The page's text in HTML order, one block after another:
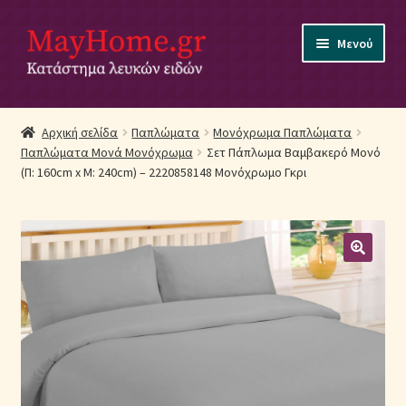
Απευθείας
μετάβαση
στην
Μετάβαση
σε
περιεχόμενο
Μενού
Αρχική
Ακύρωση Παραγγελίας
Βρεφικά Λευκά Είδη
Επικοινωνία
Επιστροφές Προϊόντων
Η εταιρία μας
Αρχική σελίδα Παπλώματα
Μονόχρωμα Παπλώματα
Παπλώματα Μονά Μονόχρωμα
Σετ Πάπλωμα Βαμβακερό Μονό
(Π: 160cm x Μ: 240cm) – 2220858148 Μονόχρωμο Γκρι